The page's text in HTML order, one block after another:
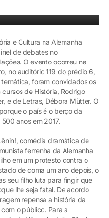
e Cultura na Alemanha
de debates no
O evento ocorreu na
no auditório 119 do prédio 6,
foram convidados os
de História, Rodrigo
e de Letras, Débora Mütter. O
o país é o berço da
anos em 2017.
comédia dramática de
ferrenha da Alemanha
em um protesto contra o
de coma um ano depois, o
seu filho luta para fingir que
lhe seja fatal. De acordo
repensa a história da
o público. Para a